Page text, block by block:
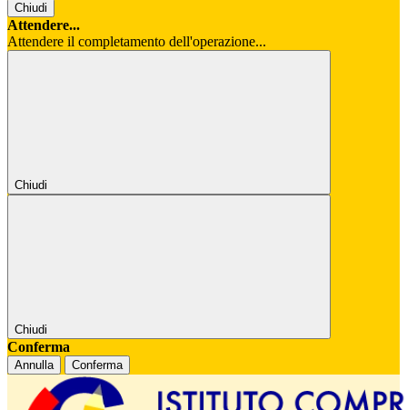
Chiudi
Attendere...
Attendere il completamento dell'operazione...
Chiudi
Chiudi
Conferma
Annulla Conferma